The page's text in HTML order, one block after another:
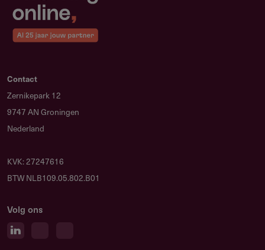
Contact
Zernikepark 12
9747 AN Groningen
Nederland
KVK: 27247616
BTW NLB109.05.802.B01
Volg ons